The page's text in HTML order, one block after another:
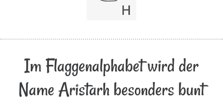
Im Flaggenalphabet wird der
Name Aristarh besonders bunt